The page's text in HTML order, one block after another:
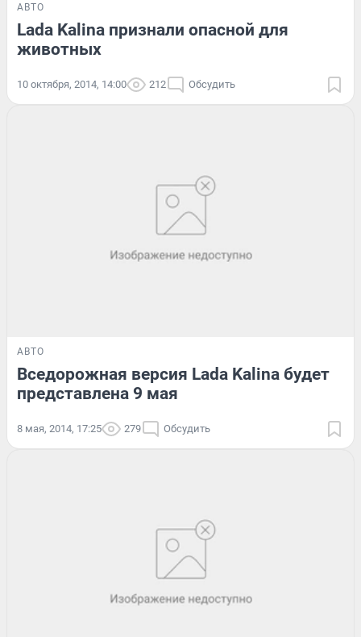
АВТО
Lada Kalina признали опасной для
животных
10 октября, 2014, 14:00 212 Обсудить
АВТО
Вседорожная версия Lada Kalina будет
представлена 9 мая
8 мая, 2014, 17:25 279 Обсудить